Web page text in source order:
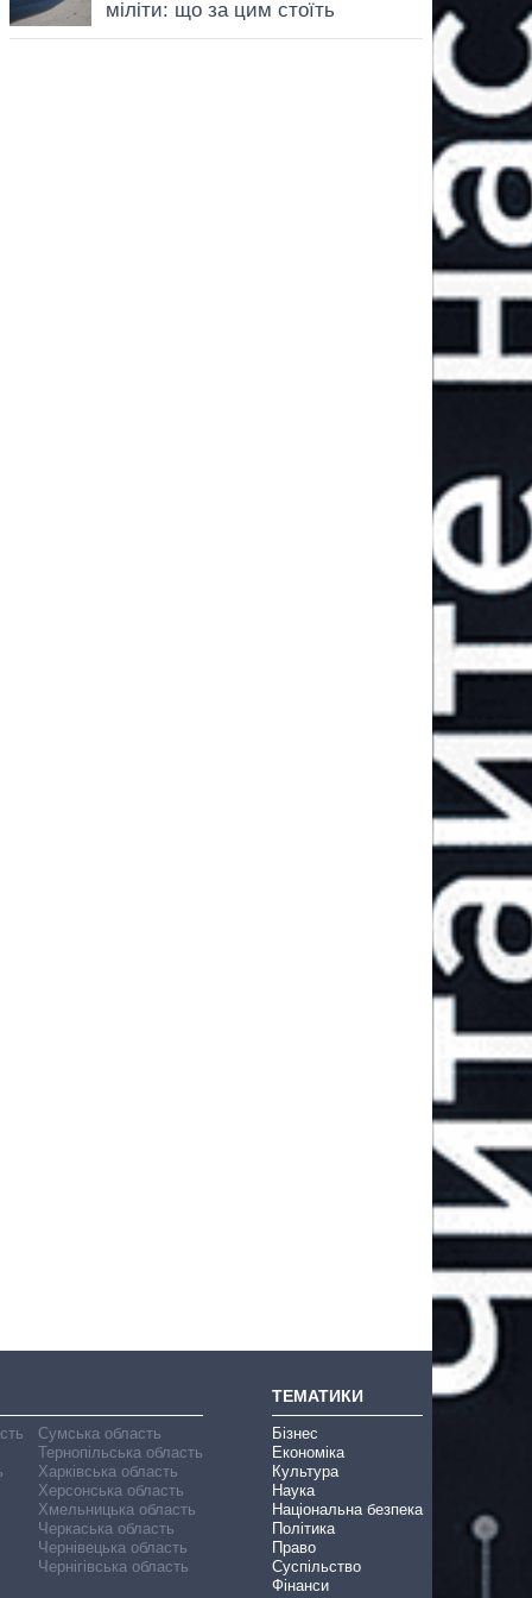
Сумська область
Тернопільська область
Харківська область
Херсонська область
Хмельницька область
Черкаська область
Чернівецька область
Чернігівська область
ТЕМАТИКИ
Бізнес
Економіка
Культура
Наука
Національна безпека
Політика
Право
Суспільство
Фінанси